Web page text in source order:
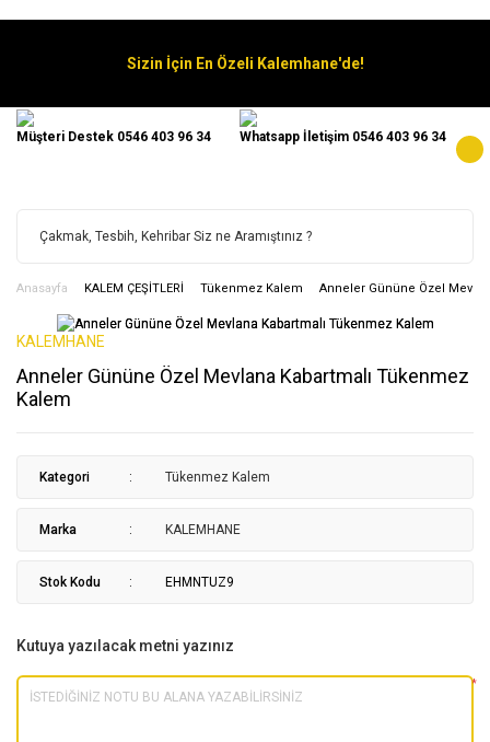
Sizin İçin En Özeli Kalemhane'de!
Müşteri Destek 0546 403 96 34 Whatsapp İletişim 0546 403 96 34
Anasayfa KALEM ÇEŞİTLERİ Tükenmez Kalem Anneler Gününe Özel
KALEMHANE
Anneler Gününe Özel Mevlana Kabartmalı Tükenmez
Kalem
Kategori Tükenmez Kalem
Marka KALEMHANE
Stok Kodu EHMNTUZ9
Kutuya yazılacak metni yazınız
*